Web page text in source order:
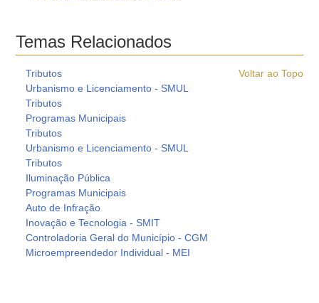
Temas Relacionados
Voltar ao Topo
Tributos
Urbanismo e Licenciamento - SMUL
Tributos
Programas Municipais
Tributos
Urbanismo e Licenciamento - SMUL
Tributos
Iluminação Pública
Programas Municipais
Auto de Infração
Inovação e Tecnologia - SMIT
Controladoria Geral do Município - CGM
Microempreendedor Individual - MEI